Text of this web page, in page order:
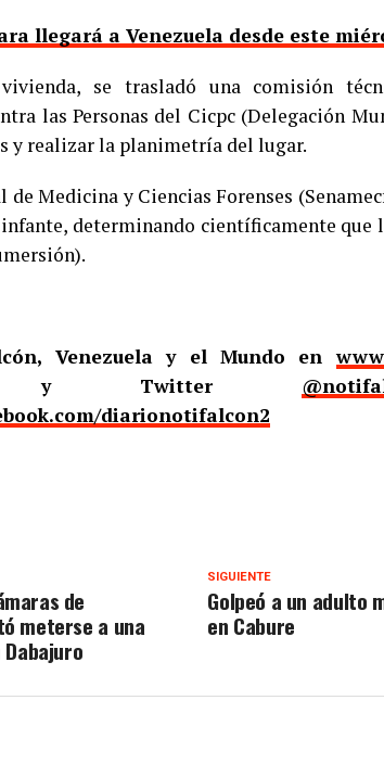
llegará a Venezuela desde este
se trasladó una comisión
las Personas del Cicpc (Delegación
y realizar la planimetría del lugar.
Medicina y Ciencias Forenses
determinando científicamente que
Venezuela y el Mundo en
Twitter
diarionotifalcon2
SIGUIENTE
Golpeó a un adulto
en Cabure
de
meterse a una